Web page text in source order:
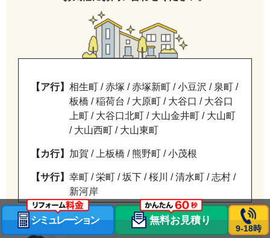
【ア行】 相生町 / 赤塚 / 赤塚新町 / 小豆沢 / 泉町 /
板橋 / 稲荷台 / 大原町 / 大谷口 / 大谷口
上町 / 大谷口北町 / 大山金井町 / 大山町
/ 大山西町 / 大山東町
【カ行】 加賀 / 上板橋 / 熊野町 / 小茂根
【サ行】 幸町 / 栄町 / 坂下 / 桜川 / 清水町 / 志村 /
新河岸
【タ行】高島平 / 大門 / 東新町 / 常盤台 / 徳丸
シミュレーション 無料お見積り
9-18時